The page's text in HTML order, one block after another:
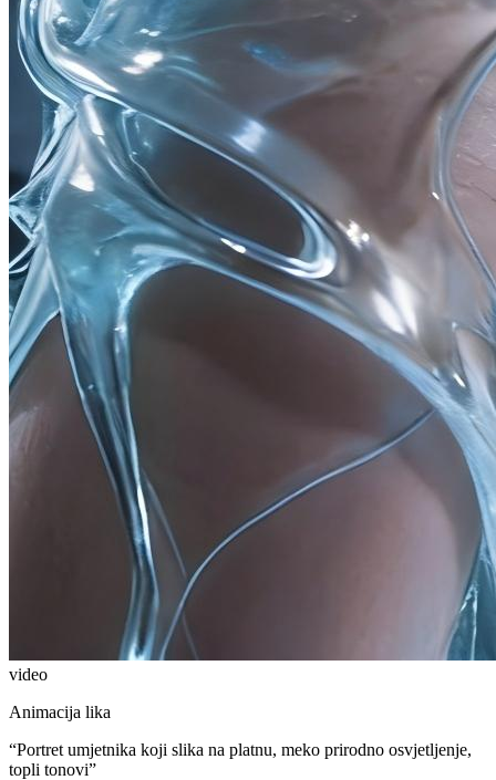
video
Animacija lika
“Portret umjetnika koji slika na platnu, meko prirodno osvjetljenje,
topli tonovi”